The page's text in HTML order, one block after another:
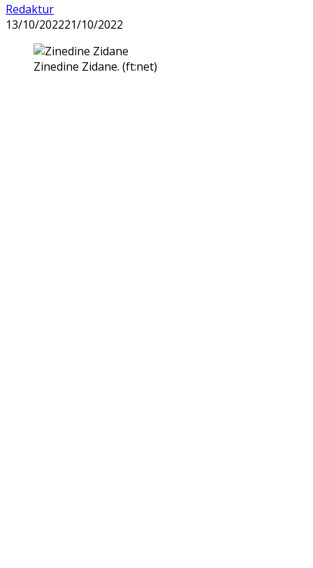
Redaktur
13/10/202221/10/2022
Zinedine Zidane. (ft:net)